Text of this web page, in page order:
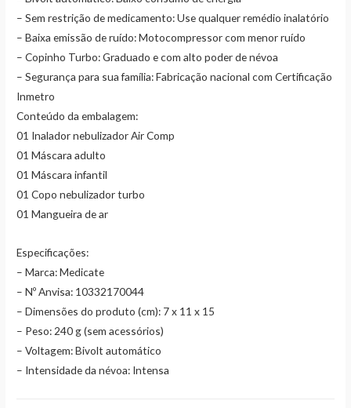
– Sem restrição de medicamento: Use qualquer remédio inalatório
– Baixa emissão de ruído: Motocompressor com menor ruído
– Copinho Turbo: Graduado e com alto poder de névoa
– Segurança para sua família: Fabricação nacional com Certificação
Inmetro
Conteúdo da embalagem:
01 Inalador nebulizador Air Comp
01 Máscara adulto
01 Máscara infantil
01 Copo nebulizador turbo
01 Mangueira de ar
Especificações:
– Marca: Medicate
– Nº Anvisa: 10332170044
– Dimensões do produto (cm): 7 x 11 x 15
– Peso: 240 g (sem acessórios)
– Voltagem: Bivolt automático
– Intensidade da névoa: Intensa